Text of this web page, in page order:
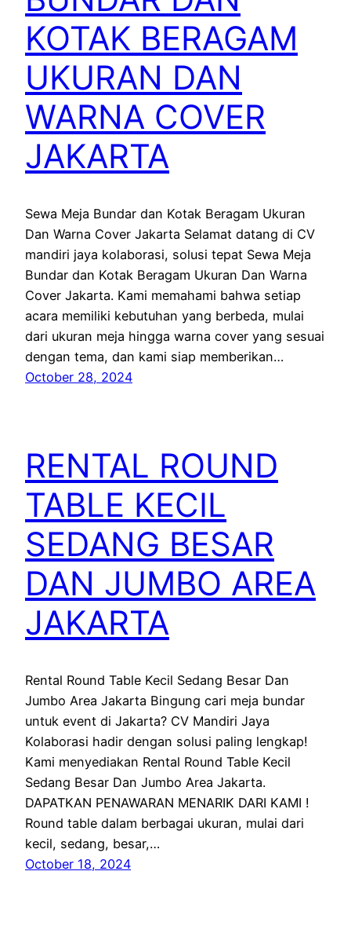
KOTAK BERAGAM
UKURAN DAN
WARNA COVER
JAKARTA
Sewa Meja Bundar dan Kotak Beragam Ukuran
Dan Warna Cover Jakarta Selamat datang di CV
mandiri jaya kolaborasi, solusi tepat Sewa Meja
Bundar dan Kotak Beragam Ukuran Dan Warna
Cover Jakarta. Kami memahami bahwa setiap
acara memiliki kebutuhan yang berbeda, mulai
dari ukuran meja hingga warna cover yang sesuai
dengan tema, dan kami siap memberikan…
October 28, 2024
RENTAL ROUND
TABLE KECIL
SEDANG BESAR
DAN JUMBO AREA
JAKARTA
Rental Round Table Kecil Sedang Besar Dan
Jumbo Area Jakarta Bingung cari meja bundar
untuk event di Jakarta? CV Mandiri Jaya
Kolaborasi hadir dengan solusi paling lengkap!
Kami menyediakan Rental Round Table Kecil
Sedang Besar Dan Jumbo Area Jakarta.
DAPATKAN PENAWARAN MENARIK DARI KAMI !
Round table dalam berbagai ukuran, mulai dari
kecil, sedang, besar,…
October 18, 2024